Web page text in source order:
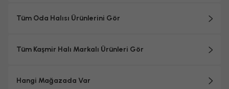
Tüm Oda Halısı Ürünlerini Gör
Tüm Kaşmir Halı Markalı Ürünleri Gör
Hangi Mağazada Var